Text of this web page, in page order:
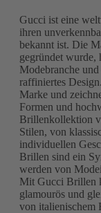
Gucci ist eine
ihren
bekannt ist. Die
gegründet wurde,
Modebranche
raffiniertes
Marke und
Formen und
Brillenkollektion
Stilen, von
individuellen
Brillen sind ein
werden von
Mit Gucci Brillen
glamourös und
von italienischem